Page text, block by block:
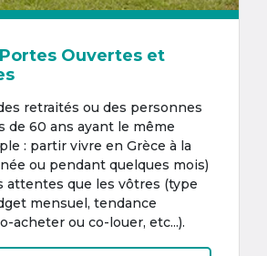
Ouvertes et
retraités ou des personnes
de 60 ans ayant le même
: partir vivre en Grèce à la
ou pendant quelques mois)
attentes que les vôtres (type
mensuel, tendance
acheter ou co-louer, etc...).